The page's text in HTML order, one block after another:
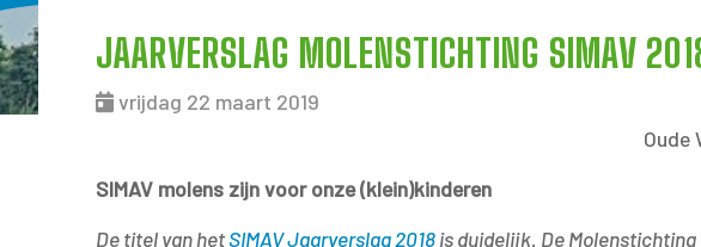
JAARVERSLAG MOLENSTICHTING SIMAV
vrijdag 22 maart 2019
Oude
SIMAV molens zijn voor onze (klein)kinderen
De titel van hetSIMAV Jaarverslag 2018is duidelijk. De